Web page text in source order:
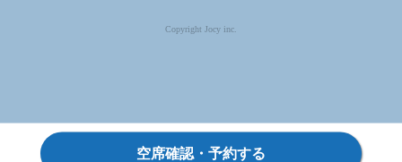
Copyright Jocy inc.
空席確認・予約する